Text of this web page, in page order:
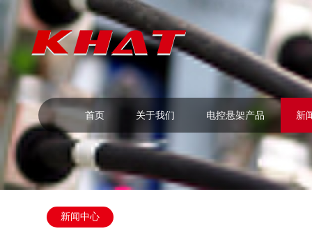
首页 关于我们 电控悬架产品 新
新闻中心